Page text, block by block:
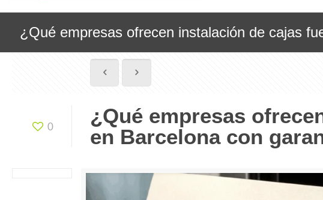
¿Qué empresas ofrecen instalación de cajas
0
¿Qué empresas
en Barcelona con